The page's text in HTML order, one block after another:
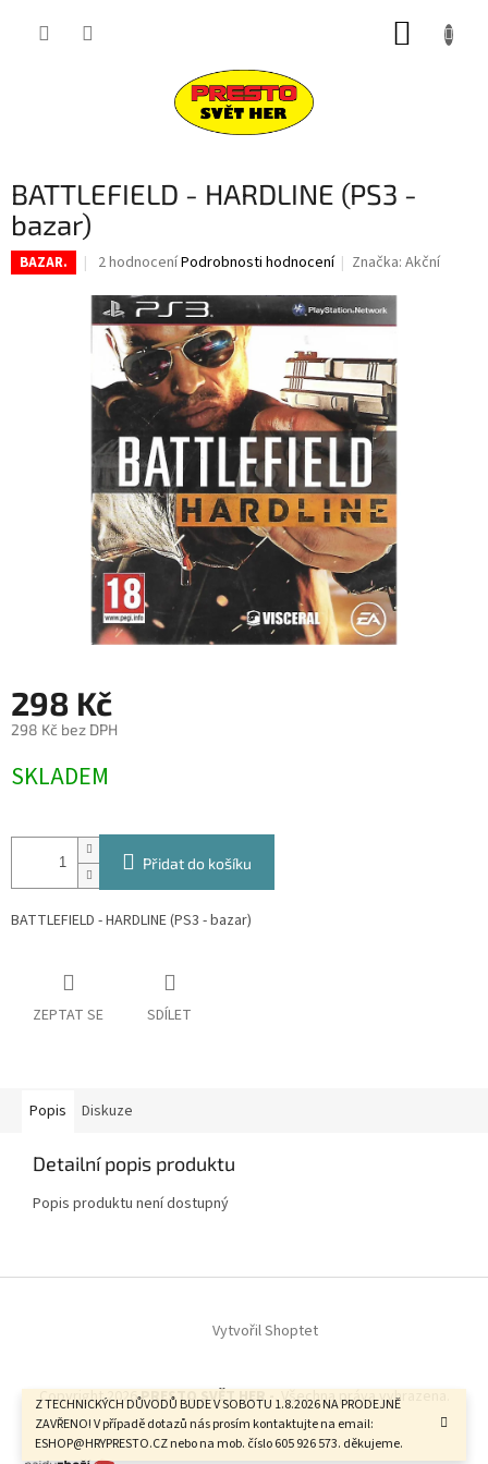
Z TECHNICKÝCH DŮVODŮ BUDE V SOBOTU 1.8.2026 NA PRODEJNĚ
ZAVŘENO! V případě dotazů nás prosím kontaktujte na email:
ESHOP@HRYPRESTO.CZ nebo na mob. číslo 605 926 573. děkujeme.
BATTLEFIELD - HARDLINE (PS3 -
bazar)
BAZAR.
Průměrné
produktu
je
3,5
5
hvězdiček.
2 hodnoceníPodrobnosti hodnocení Značka:Akční
298 Kč
298 Kč bez DPH
cena:
SKLADEM
Přidat do košíku
BATTLEFIELD - HARDLINE (PS3 - bazar)
ZEPTAT SE SDÍLET
Popis Diskuze
Detailní popis produktu
Popis produktu není dostupný
Vytvořil Shoptet
Copyright 2026PRESTO SVĚT HER - . Všechna práva vyhrazena.